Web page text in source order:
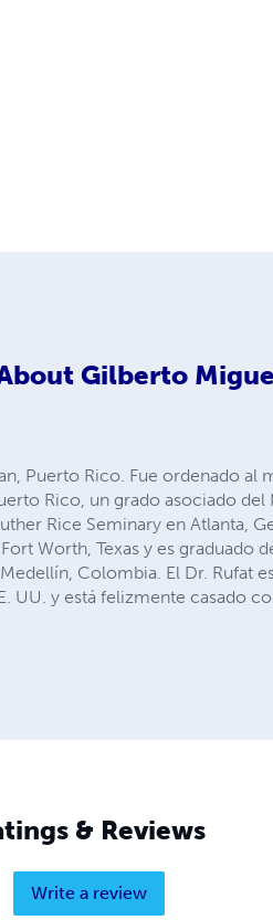
Gilberto
Puerto Rico. Fue ordenado al
Rico, un grado asociado
Rice Seminary en Atlanta,
Worth, Texas y es graduado
Colombia. El Dr. Rufat
UU. y está felizmente casado
& Reviews
Write a review